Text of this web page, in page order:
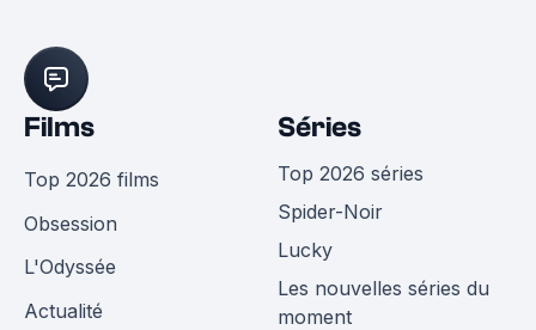
Films
Top 2026 films
Obsession
L'Odyssée
Actualité
Séries
Top 2026 séries
Spider-Noir
Lucky
Les nouvelles séries du
moment